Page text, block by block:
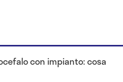
con impianto: cosa